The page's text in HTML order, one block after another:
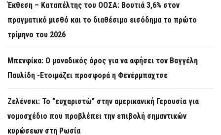
Έκθεση – Καταπέλτης του ΟΟΣΑ: Βουτιά 3,6% στον
πραγματικό μισθό και το διαθέσιμο εισόδημα το πρώτο
τρίμηνο του 2026
Μπενφίκα: Ο μοναδικός όρος για να αφήσει τον Βαγγέλη
Παυλίδη -Ετοιμάζει προσφορά η Φενέρμπαχτσε
Ζελένσκι: Το ”ευχαριστώ” στην αμερικανική Γερουσία για
νομοσχέδιο που προβλέπει την επιβολή σημαντικών
κυρώσεων στη Ρωσία